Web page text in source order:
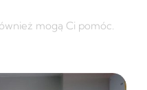
mogą Ci pomóc.